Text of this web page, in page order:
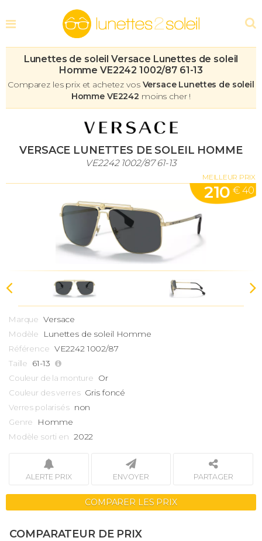
Lunettes de soleil Versace Lunettes de soleil
Homme VE2242 1002/87 61-13
Comparez les prix et achetez vos Versace Lunettes de soleil
Homme VE2242 moins cher !
VERSACE LUNETTES DE SOLEIL HOMME
VE2242 1002/87 61-13
MEILLEUR PRIX
210 € 40
Marque Versace
Modèle Lunettes de soleil Homme
Référence VE2242 1002/87
Taille 61-13
Couleur de la monture Or
Couleur des verres Gris foncé
Verres polarisés non
Genre Homme
Modèle sorti en 2022
ALERTE PRIX ENVOYER PARTAGER
COMPARER LES PRIX
COMPARATEUR DE PRIX